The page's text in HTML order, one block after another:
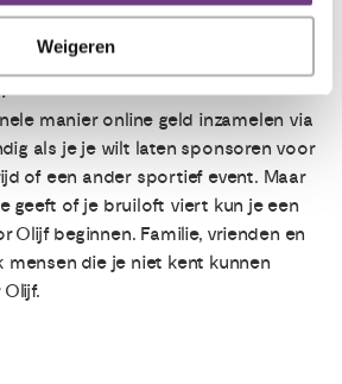
Weigeren
via Geef.nl
voor Olijf op
manier online geld inzamelen via
als je je wilt laten sponsoren voor
of een ander sportief event. Maar
geeft of je bruiloft viert kun je een
Olijf beginnen. Familie, vrienden en
mensen die je niet kent kunnen